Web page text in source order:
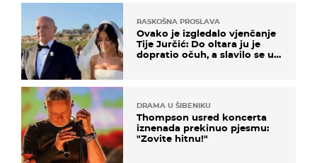
RASKOŠNA PROSLAVA
Ovako je izgledalo vjenčanje
Tije Jurčić: Do oltara ju je
dopratio očuh, a slavilo se uz
DRAMA U ŠIBENIKU
Thompson usred koncerta
iznenada prekinuo pjesmu:
"Zovite hitnu!"